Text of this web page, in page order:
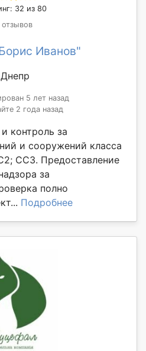
32 из 80
отзывов
Иванов"
Днепр
5 лет назад
2 года назад
контроль за
и сооружений класса
СС3. Предоставление
за
полно
Подробнее